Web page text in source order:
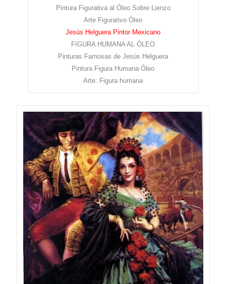
Pintura Figurativa al Óleo Sobre Lienzo
Arte Figurativo Óleo
Jesús Helguera Pintor Mexicano
FIGURA HUMANA AL ÓLEO
Pinturas Famosas de Jesús Helguera
Pintura Figura Humana Óleo
Arte: Figura humana